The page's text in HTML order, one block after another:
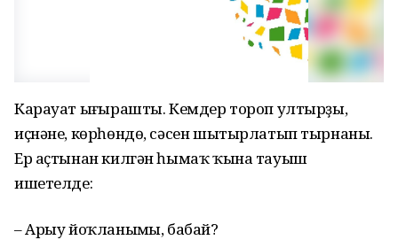
Карауат ыңғырашты. Кемдер тороп ултырҙы,
иҫнәне, көрһөндө, сәсен шытырлатып тырнаны.
Ер аҫтынан килгән һымаҡ ҡына тауыш
ишетелде:
– Арыу йоҡланыңмы, бабай?